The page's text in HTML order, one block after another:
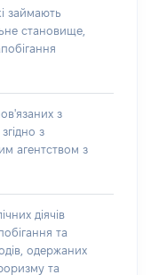
займають
становище,
з
з
агентством з
діячів
та
одержаних
та